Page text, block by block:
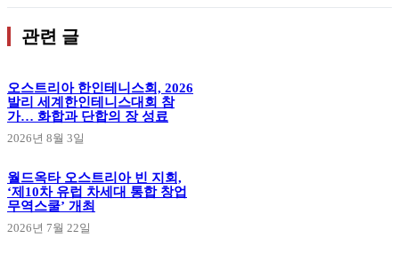
관련 글
오스트리아 한인테니스회, 2026
발리 세계한인테니스대회 참
가… 화합과 단합의 장 성료
2026년 8월 3일
월드옥타 오스트리아 빈 지회,
‘제10차 유럽 차세대 통합 창업
무역스쿨’ 개최
2026년 7월 22일